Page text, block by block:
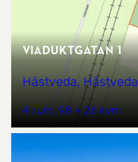
Viaduktgatan 1
Hästveda, Hästveda
4 rum 98 + 26 kvm